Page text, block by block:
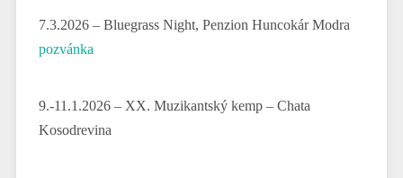
7.3.2026 – Bluegrass Night, Penzion Huncokár Modra
pozvánka
9.-11.1.2026 – XX. Muzikantský kemp – Chata
Kosodrevina